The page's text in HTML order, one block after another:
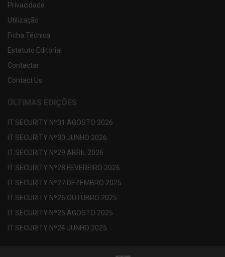
Privacidade
Utilização
Ficha Técnica
Estatuto Editorial
Contactar
Contact Us
ÚLTIMAS EDIÇÕES
IT SECURITY Nº31 AGOSTO 2026
IT SECURITY Nº30 JUNHO 2026
IT SECURITY Nº29 ABRIL 2026
IT SECURITY Nº28 FEVEREIRO 2026
IT SECURITY Nº27 DEZEMBRO 2025
IT SECURITY Nº26 OUTUBRO 2025
IT SECURITY Nº25 AGOSTO 2025
IT SECURITY Nº24 JUNHO 2025